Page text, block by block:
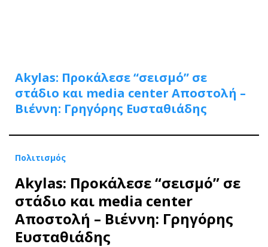
Akylas: Προκάλεσε “σεισμό” σε
στάδιο και media center Αποστολή –
Βιέννη: Γρηγόρης Ευσταθιάδης
Πολιτισμός
Akylas: Προκάλεσε “σεισμό” σε
στάδιο και media center
Αποστολή – Βιέννη: Γρηγόρης
Ευσταθιάδης